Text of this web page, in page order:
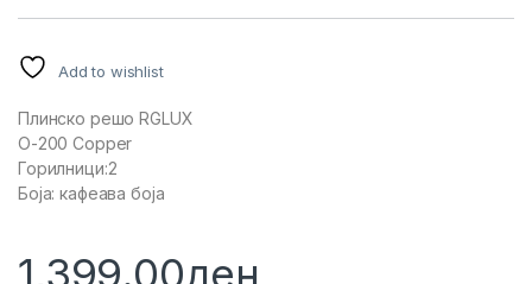
Add to wishlist
Плинско решо RGLUX
O-200 Copper
Горилници:2
Боја: кафеава боја
1,399.00ден